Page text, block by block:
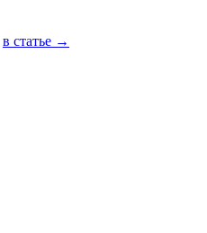
в статье →